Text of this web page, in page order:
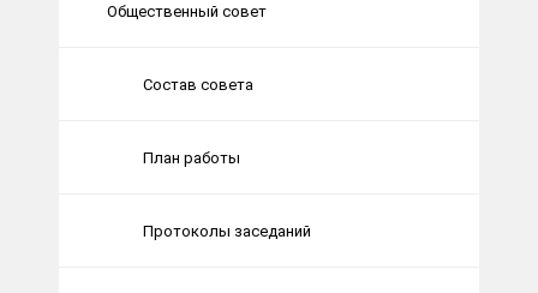
Общественный совет
Состав совета
План работы
Протоколы заседаний